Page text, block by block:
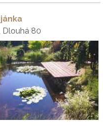
, Dlouhá 80